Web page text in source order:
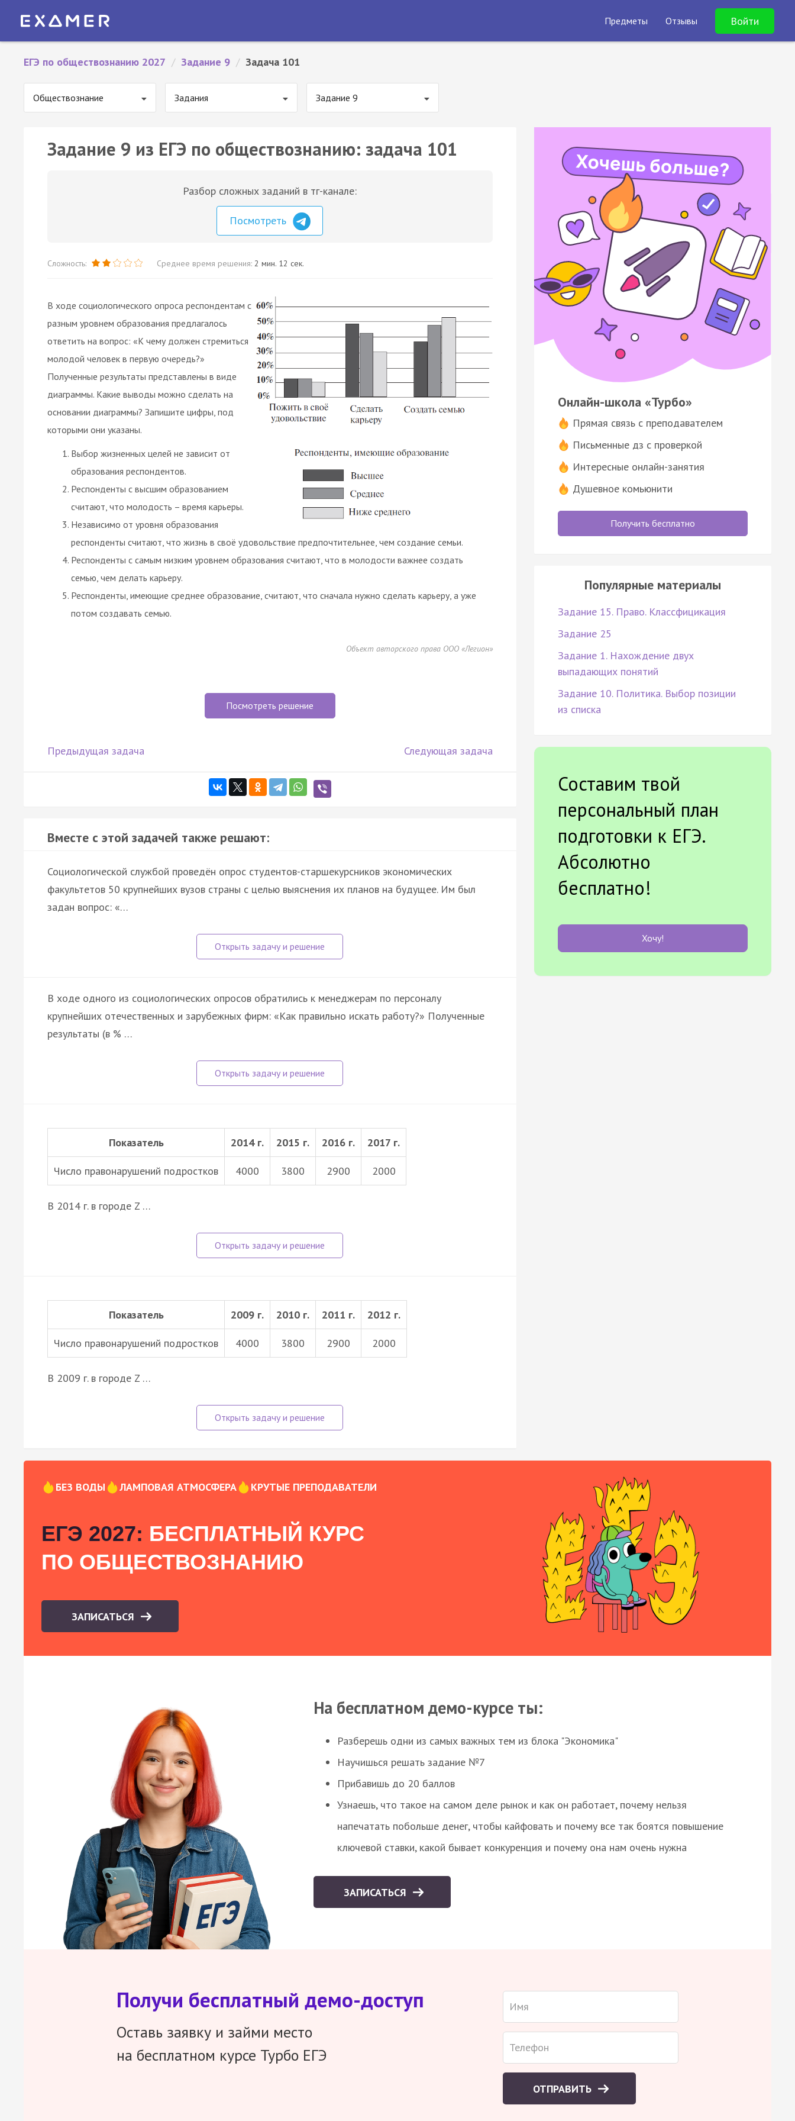
Предметы Отзывы Войти
ЕГЭ по обществознанию 2027 / Задание 9 / Задача 101
Обществознание Задания Задание 9
Задание 9 из ЕГЭ по обществознанию: задача 101
Разбор сложных заданий в тг-канале:
Посмотреть
Сложность: Среднее время решения: 2 мин. 12 сек.
В ходе социологического опроса респондентам с
разным уровнем образования предлагалось
ответить на вопрос: «К чему должен стремиться
молодой человек в первую очередь?»
Полученные результаты представлены в виде
диаграммы. Какие выводы можно сделать на
основании диаграммы? Запишите цифры, под
которыми они указаны.
Выбор жизненных целей не зависит от
образования респондентов.
Респонденты с высшим образованием
считают, что молодость – время карьеры.
Независимо от уровня образования
респонденты считают, что жизнь в своё удовольствие предпочтительнее, чем создание семьи.
Респонденты с самым низким уровнем образования считают, что в молодости важнее создать
семью, чем делать карьеру.
Респонденты, имеющие среднее образование, считают, что сначала нужно сделать карьеру, а уже
потом создавать семью.
Объект авторского права ООО «Легион»
Посмотреть решение
Предыдущая задача Следующая задача
Вместе с этой задачей также решают:
Социологической службой проведён опрос студентов-старшекурсников экономических
факультетов 50 крупнейших вузов страны с целью выяснения их планов на будущее. Им был
задан вопрос: «…
В ходе одного из социологических опросов обратились к менеджерам по персоналу
крупнейших отечественных и зарубежных фирм: «Как правильно искать работу?» Полученные
результаты (в % …
Показатель 2014 г. 2015 г. 2016 г. 2017 г.
Число правонарушений подростков 4000 3800 2900 2000
В 2014 г. в городе Z …
Показатель 2009 г. 2010 г. 2011 г. 2012 г.
Число правонарушений подростков 4000 3800 2900 2000
В 2009 г. в городе Z …
Онлайн-школа «Турбо»
Прямая связь с преподавателем
Письменные дз с проверкой
Интересные онлайн-занятия
Душевное комьюнити
Получить бесплатно
Популярные материалы
Задание 15. Право. Классфицикация
Задание 25
Задание 1. Нахождение двух
выпадающих понятий
Задание 10. Политика. Выбор позиции
из списка
Составим твой
персональный план
подготовки к ЕГЭ.
Абсолютно
бесплатно!
Хочу!
БЕЗ ВОДЫ ЛАМПОВАЯ АТМОСФЕРА КРУТЫЕ ПРЕПОДАВАТЕЛИ
ЕГЭ 2027: БЕСПЛАТНЫЙ КУРС
ПО ОБЩЕСТВОЗНАНИЮ
ЗАПИСАТЬСЯ
На бесплатном демо-курсе ты:
Разберешь одни из самых важных тем из блока "Экономика"
Научишься решать задание №7
Прибавишь до 20 баллов
Узнаешь, что такое на самом деле рынок и как он работает, почему нельзя
напечатать побольше денег, чтобы кайфовать и почему все так боятся повышение
ключевой ставки, какой бывает конкуренция и почему она нам очень нужна
ЗАПИСАТЬСЯ
Получи бесплатный демо-доступ
Оставь заявку и займи место
на бесплатном курсе Турбо ЕГЭ
ОТПРАВИТЬ